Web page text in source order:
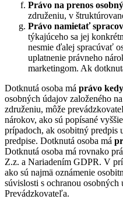
Právo na prenos
združeniu, v
Právo namietať
týkajúceho sa jej
nesmie ďalej spracúvať
uplatnenie právneho
marketingom. Ak
Dotknutá osoba má právo
osobných údajov založeného
združeniu, môže
nárokov, ako sú popísané
prípadoch, ak osobitný predpis
predpise. Dotknutá osoba má
Dotknutá osoba má rovnako
Z.z. a Nariadením GDPR. V
ako sú najmä oznámenie
súvislosti s ochranou
Prevádzkovateľa.